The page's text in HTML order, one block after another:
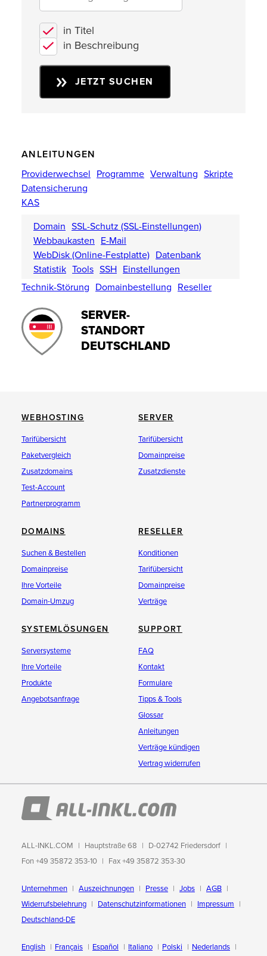
in Titel
in Beschreibung
JETZT SUCHEN
ANLEITUNGEN
Providerwechsel Programme Verwaltung Skripte
Datensicherung
KAS
Domain SSL-Schutz (SSL-Einstellungen)
Webbaukasten E-Mail
WebDisk (Online-Festplatte) Datenbank
Statistik Tools SSH Einstellungen
Technik-Störung Domainbestellung Reseller
SERVER-
STANDORT
DEUTSCHLAND
WEBHOSTING
Tarifübersicht
Paketvergleich
Zusatzdomains
Test-Account
Partnerprogramm
SERVER
Tarifübersicht
Domainpreise
Zusatzdienste
DOMAINS
Suchen & Bestellen
Domainpreise
Ihre Vorteile
Domain-Umzug
RESELLER
Konditionen
Tarifübersicht
Domainpreise
Verträge
SYSTEMLÖSUNGEN
Serversysteme
Ihre Vorteile
Produkte
Angebotsanfrage
SUPPORT
FAQ
Kontakt
Formulare
Tipps & Tools
Glossar
Anleitungen
Verträge kündigen
Vertrag widerrufen
ALL-INKL.COM Hauptstraße 68
D-02742 Friedersdorf
Fon +49 35872 353-10
Fax +49 35872 353-30
Unternehmen Auszeichnungen Presse Jobs
AGB
Widerrufsbelehrung
Datenschutzinformationen
Impressum
Deutschland-DE
English Français Español Italiano Polski Nederlands